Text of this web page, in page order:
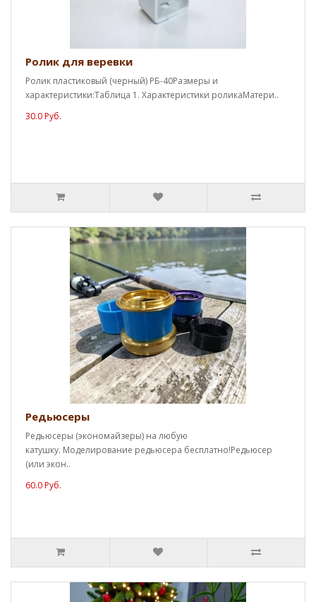
Ролик для веревки
Ролик пластиковый (черный) РБ-40Размеры и
характеристики:Таблица 1. Характеристики роликаМатери..
30.0 Руб.
Редьюсеры
Редьюсеры (экономайзеры) на любую
катушку. Моделирование редьюсера бесплатно!Редьюсер
(или экон..
60.0 Руб.